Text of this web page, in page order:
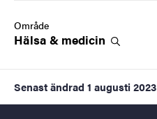
Område
Hälsa & medicin
Senast ändrad 1 augusti 2023